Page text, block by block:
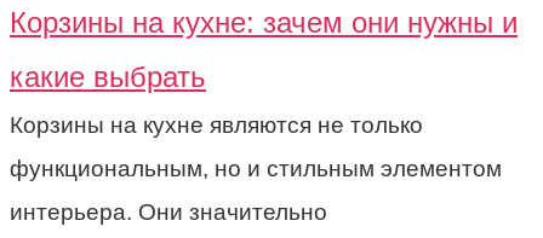
Корзины на кухне: зачем они нужны и
какие выбрать
Корзины на кухне являются не только
функциональным, но и стильным элементом
интерьера. Они значительно